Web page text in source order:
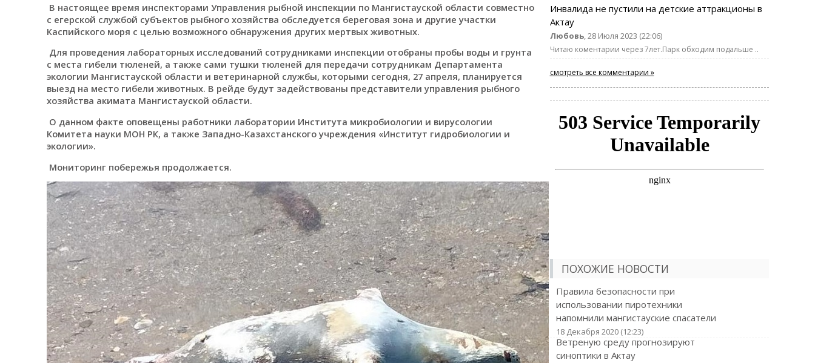
В настоящее время инспекторами Управления рыбной инспекции по Мангистауской области совместно
с егерской службой субъектов рыбного хозяйства обследуется береговая зона и другие участки
Каспийского моря с целью возможного обнаружения других мертвых животных.
Для проведения лабораторных исследований сотрудниками инспекции отобраны пробы воды и грунта
с места гибели тюленей, а также сами тушки тюленей для передачи сотрудникам Департамента
экологии Мангистауской области и ветеринарной службы, которыми сегодня, 27 апреля, планируется
выезд на место гибели животных. В рейде будут задействованы представители управления рыбного
хозяйства акимата Мангистауской области.
О данном факте оповещены работники лаборатории Института микробиологии и вирусологии
Комитета науки МОН РК, а также Западно-Казахстанского учреждения «Институт гидробиологии и
экологии».
Мониторинг побережья продолжается.
Инвалида не пустили на детские аттракционы в
Актау
Любовь, 28 Июля 2023 (22:06)
Читаю коментарии через 7лет.Парк обходим подальше ..
смотреть все комментарии »
ПОХОЖИЕ НОВОСТИ
Правила безопасности при
использовании пиротехники
напомнили мангистауские спасатели
18 Декабря 2020 (12:23)
Ветреную среду прогнозируют
синоптики в Актау